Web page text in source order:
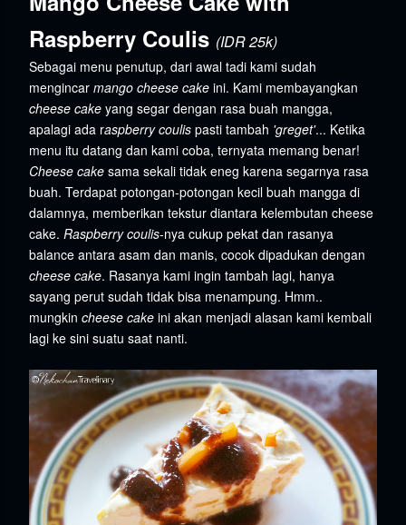
Raspberry Coulis (IDR 25k)
Sebagai menu penutup, dari awal tadi kami sudah
mengincar mango cheese cake ini. Kami membayangkan
cheese cake yang segar dengan rasa buah mangga,
apalagi ada raspberry coulis pasti tambah 'greget'... Ketika
menu itu datang dan kami coba, ternyata memang benar!
Cheese cake sama sekali tidak eneg karena segarnya rasa
buah. Terdapat potongan-potongan kecil buah mangga di
dalamnya, memberikan tekstur diantara kelembutan cheese
cake. Raspberry coulis-nya cukup pekat dan rasanya
balance antara asam dan manis, cocok dipadukan dengan
cheese cake. Rasanya kami ingin tambah lagi, hanya
sayang perut sudah tidak bisa menampung. Hmm..
mungkin cheese cake ini akan menjadi alasan kami kembali
lagi ke sini suatu saat nanti.